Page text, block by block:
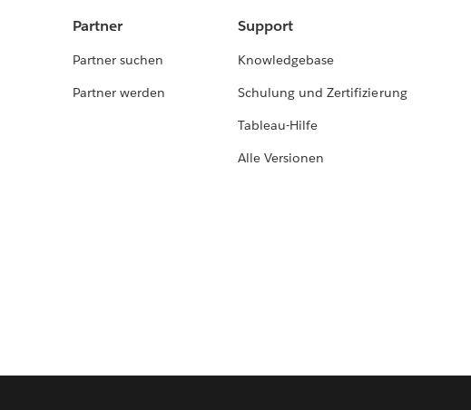
Partner
Partner suchen
Partner werden
Support
Knowledgebase
Schulung und Zertifizierung
Tableau-Hilfe
Alle Versionen